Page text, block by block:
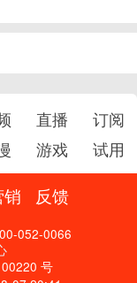
直播
订阅
游戏 试用
反馈
052-0066
号